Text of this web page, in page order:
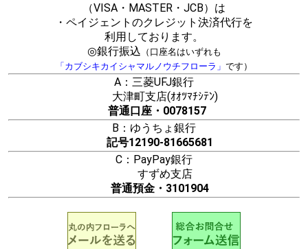
（VISA・MASTER・JCB）は
・ペイジェントのクレジット決済代行を
利用しております。
◎銀行振込 （口座名はいずれも
「カブシキカイシャマルノウチフローラ」 です）
A：三菱UFJ銀行
大津町支店(ｵｵﾂﾏﾁｼﾃﾝ)
普通口座・0078157
B：ゆうちょ銀行
記号12190-81665681
C：PayPay銀行
すずめ支店
普通預金・3101904